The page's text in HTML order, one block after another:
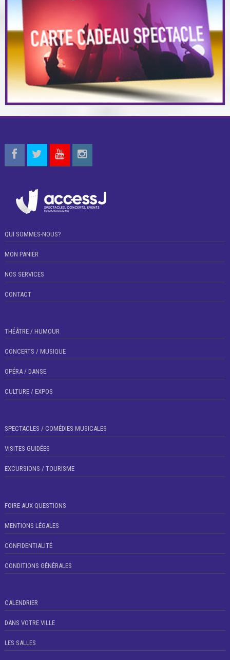
QUI SOMMES-NOUS?
MON PANIER
NOS SERVICES
CONTACT
THÉÂTRE / HUMOUR
CONCERTS / MUSIQUE
OPÉRA / DANSE
CULTURE / EXPOS
SPECTACLES / COMÉDIES MUSICALES
VISITES GUIDÉES
EXCURSIONS / TOURISME
FOIRE AUX QUESTIONS
MENTIONS LÉGALES
CONFIDENTIALITÉ
CONDITIONS GÉNÉRALES
CALENDRIER
DANS VOTRE VILLE
LES SALLES